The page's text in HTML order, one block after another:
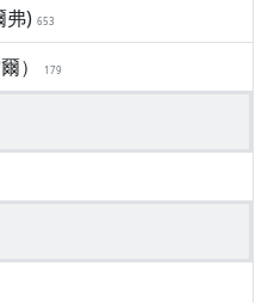
弗) 653
） 179